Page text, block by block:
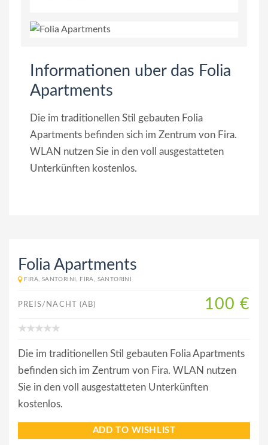
Informationen uber das Folia
Apartments
Die im traditionellen Stil gebauten Folia
Apartments befinden sich im Zentrum von Fira.
WLAN nutzen Sie in den voll ausgestatteten
Unterkünften kostenlos.
Folia Apartments
FIRA, SANTORINI, FIRA, SANTORINI
PREIS/NACHT (AB) 100 €
Die im traditionellen Stil gebauten Folia Apartments
befinden sich im Zentrum von Fira. WLAN nutzen
Sie in den voll ausgestatteten Unterkünften
kostenlos.
ADD TO WISHLIST